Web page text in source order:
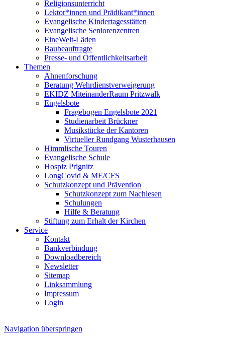
Religionsunterricht
Lektor*innen und Prädikant*innen
Evangelische Kindertagesstätten
Evangelische Seniorenzentren
EineWelt-Läden
Baubeauftragte
Presse- und Öffentlichkeitsarbeit
Themen
Ahnenforschung
Beratung Wehrdienstverweigerung
EKIDZ MiteinanderRaum Pritzwalk
Engelsbote
Fragebogen Engelsbote 2021
Studienarbeit Brückner
Musikstücke der Kantoren
Virtueller Rundgang Wusterhausen
Himmlische Touren
Evangelische Schule
Hospiz Prignitz
LongCovid & ME/CFS
Schutzkonzept und Prävention
Schutzkonzept zum Nachlesen
Schulungen
Hilfe & Beratung
Stiftung zum Erhalt der Kirchen
Service
Kontakt
Bankverbindung
Downloadbereich
Newsletter
Sitemap
Linksammlung
Impressum
Login
Navigation überspringen